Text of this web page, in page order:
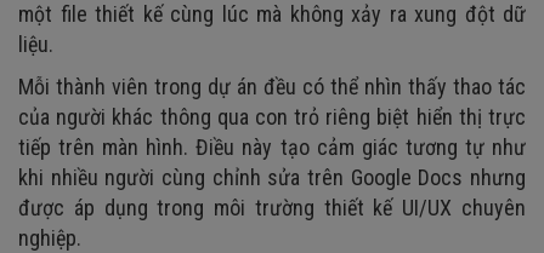
một file thiết kế cùng lúc mà không xảy ra xung đột dữ
liệu.
Mỗi thành viên trong dự án đều có thể nhìn thấy thao tác
của người khác thông qua con trỏ riêng biệt hiển thị trực
tiếp trên màn hình. Điều này tạo cảm giác tương tự như
khi nhiều người cùng chỉnh sửa trên Google Docs nhưng
được áp dụng trong môi trường thiết kế UI/UX chuyên
nghiệp.